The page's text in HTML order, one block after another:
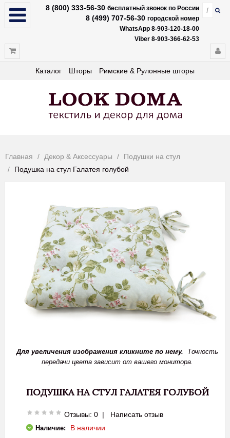
8 (800) 333-56-30 бесплатный звонок по России
8 (499) 707-56-30 городской номер
WhatsApp 8-903-120-18-00
Viber 8-903-366-62-53
Каталог Шторы Римские & Рулонные шторы
Главная Декор & Аксессуары
Подушки на стул
Подушка на стул Галатея голубой
Для увеличения изображения кликните по нему. Точность
передачи цвета зависит от вашего монитора.
ПОДУШКА НА СТУЛ ГАЛАТЕЯ ГОЛУБОЙ
Отзывы: 0 | Написать отзыв
Наличие: В наличии